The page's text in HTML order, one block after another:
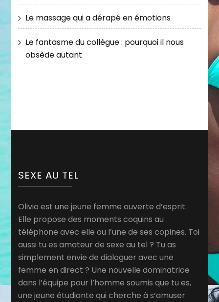
Le massage qui a dérapé en émotions
Le fantasme du collègue : pourquoi il nous
obsède autant
SEXE AU TEL
Olivia est une jeune femme ouverte d’esprit.
Elle propose des moments coquins au
téléphone avec elle ou l’une de ses copines. Toi
aussi tu es amateur de sexe au tel ? Tu as
simplement envie de dialoguer avec une
femme en direct ? Une nouvelle dominatrice
dans l’équipe pour l’homme soumis que tu es,
une jeune étudiante qui cherche à s’amuser